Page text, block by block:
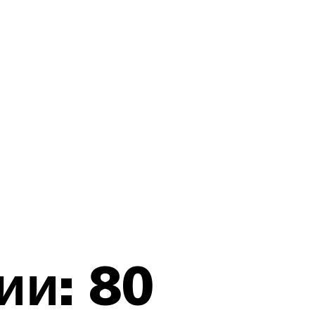
80